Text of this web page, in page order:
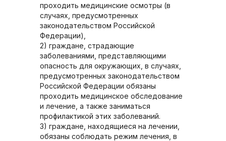
проходить медицинские осмотры (в
случаях, предусмотренных
законодательством Российской
Федерации),
2) граждане, страдающие
заболеваниями, представляющими
опасность для окружающих, в случаях,
предусмотренных законодательством
Российской Федерации обязаны
проходить медицинское обследование
и лечение, а также заниматься
профилактикой этих заболеваний.
3) граждане, находящиеся на лечении,
обязаны соблюдать режим лечения, в